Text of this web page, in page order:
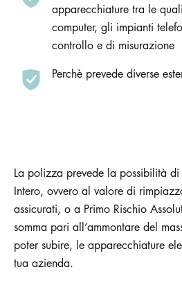
apparecchiature tra le
computer, gli impianti
controllo e di misurazione
Perchè prevede diverse
La polizza prevede la possibilità
Intero, ovvero al valore di
assicurati, o a Primo Rischio
somma pari all’ammontare del
poter subire, le apparecchiature
tua azienda.